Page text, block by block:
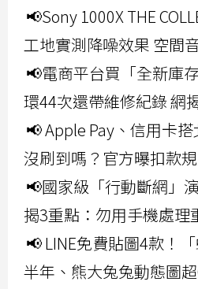
📢Sony 1000X THE
工地實測降噪效果 空間
📢電商平台買「全新庫
環44次還帶維修紀錄 網
📢 Apple Pay、信用卡
沒刷到嗎？官方曝扣款
📢國家級「行動斷網」
揭3重點：勿用手機處理
📢 LINE免費貼圖4款！
半年、熊大兔兔動態圖